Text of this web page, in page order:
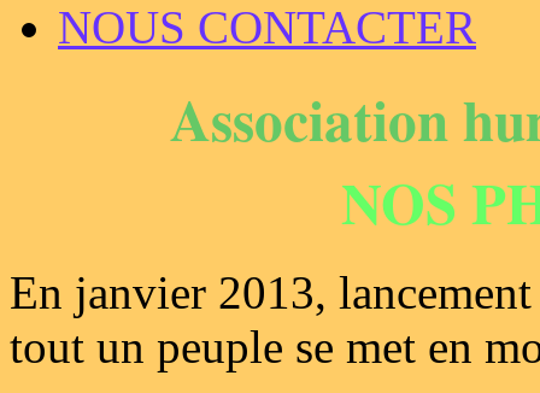
NOUS CONTACTER
Association
NOS
En janvier 2013,
tout un peuple se met en